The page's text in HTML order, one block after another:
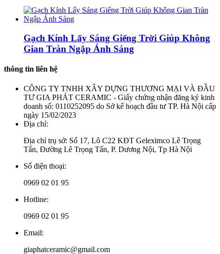
Gạch Kính Lấy Sáng Giếng Trời Giúp Không
Gian Tràn Ngập Ánh Sáng
thông tin liên hệ
CÔNG TY TNHH XÂY DỰNG THƯƠNG MẠI VÀ ĐẦU
TƯ GIA PHÁT CERAMIC - Giấy chứng nhận đăng ký kinh
doanh số: 0110252095 do Sở kế hoạch đầu tư TP. Hà Nội cấp
ngày 15/02/2023
Địa chỉ:
Địa chỉ trụ sở: Số 17, Lô C22 KĐT Geleximco Lê Trọng
Tấn, Đường Lê Trọng Tấn, P. Dương Nội, Tp Hà Nội
Số điện thoại:
0969 02 01 95
Hotline:
0969 02 01 95
Email:
giaphatceramic@gmail.com